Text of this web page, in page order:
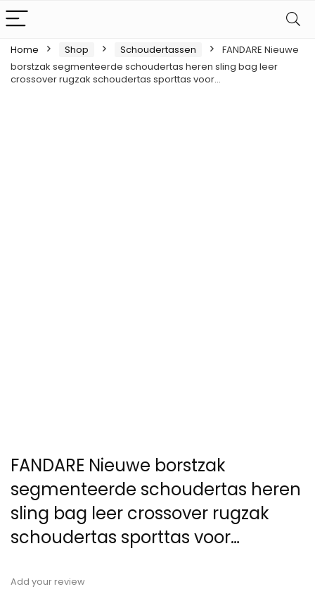
Home Shop Schoudertassen
FANDARE Nieuwe
borstzak segmenteerde schoudertas heren sling bag leer
crossover rugzak schoudertas sporttas voor…
FANDARE Nieuwe borstzak
segmenteerde schoudertas heren
sling bag leer crossover rugzak
schoudertas sporttas voor…
Add your review